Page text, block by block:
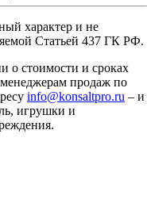
характер и не
Статьей 437 ГК РФ.
о стоимости и сроках
продаж по
info@konsaltpro.ru – и
игрушки и